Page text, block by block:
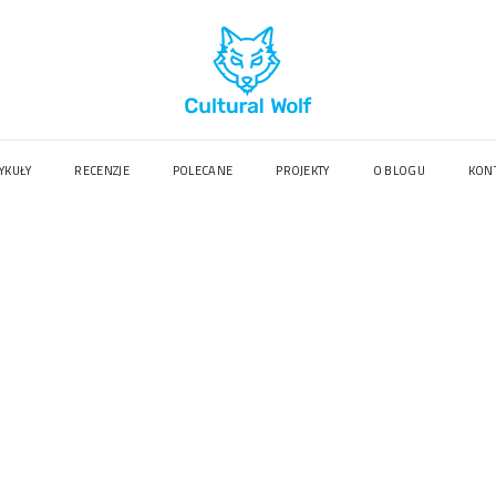
RECENZJE POLECANE PROJEKTY O BLOGU